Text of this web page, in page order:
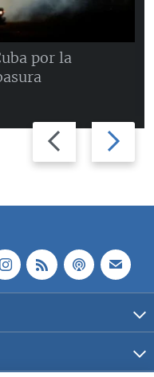
Previous
slide
Next
slide
por la